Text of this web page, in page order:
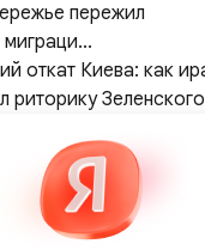
пережил